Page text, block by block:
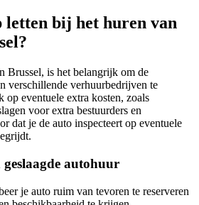
letten bij het huren van
Brussel, is het belangrijk om de
verschillende verhuurbedrijven te
eventuele extra kosten, zoals
voor extra bestuurders en
dat je de auto inspecteert op eventuele
autohuur
je auto ruim van tevoren te reserveren